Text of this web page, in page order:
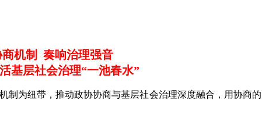
商机制 奏响治理强音
基层社会治理“一池春水”
纽带，推动政协协商与基层社会治理深度融合，用协商的